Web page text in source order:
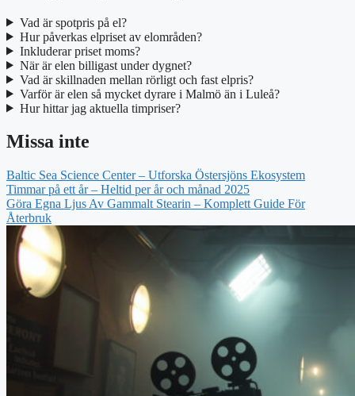
Vad är spotpris på el?
Hur påverkas elpriset av elområden?
Inkluderar priset moms?
När är elen billigast under dygnet?
Vad är skillnaden mellan rörligt och fast elpris?
Varför är elen så mycket dyrare i Malmö än i Luleå?
Hur hittar jag aktuella timpriser?
Missa inte
Baltic Sea Science Center – Utforska Östersjöns Ekosystem
Timmar på ett år – Heltid per år och månad 2025
Göra Egna Ljus Av Gammalt Stearin – Komplett Guide För
Återbruk